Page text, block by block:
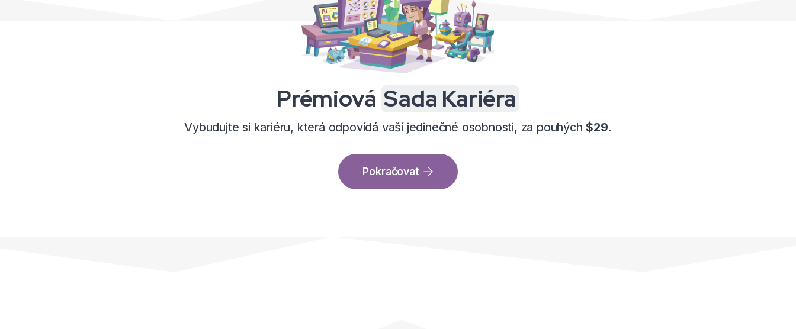
Prémiová Sada Kariéra
Vybudujte si kariéru, která odpovídá vaší jedinečné osobnosti, za pouhých$29.
Pokračovat